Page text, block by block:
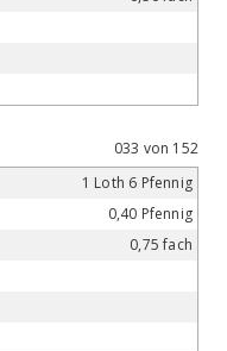
033 von 152
1 Loth 6 Pfennig
0,40 Pfennig
0,75 fach